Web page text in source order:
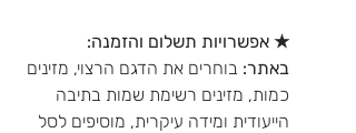
★ אפשרויות תשלום והזמנה:
באתר: בוחרים את הדגם הרצוי, מזינים
כמות, מזינים רשימת שמות בתיבה
הייעודית ומידה עיקרית, מוסיפים לסל